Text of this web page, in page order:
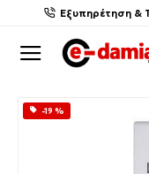
Εξυπηρέτηση &
-19 %